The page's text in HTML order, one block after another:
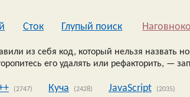
Сток Глупый поиск
из себя код, который нельзя назвать
его удалять или рефакторить, —
(2747) Куча (2428) JavaScript (2035)